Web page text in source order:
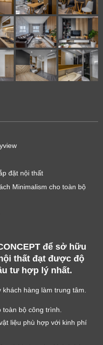
đặt nội thất
Minimalism cho toàn bộ
để sở hữu
thất đạt được độ
tư hợp lý nhất.
hàng làm trung tâm.
bộ công trình.
liệu phù hợp với kinh phí